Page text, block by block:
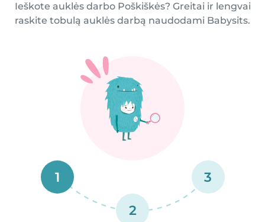
Ieškote auklės darbo Poškiškės? Greitai ir lengvai
raskite tobulą auklės darbą naudodami Babysits.
1
2
3